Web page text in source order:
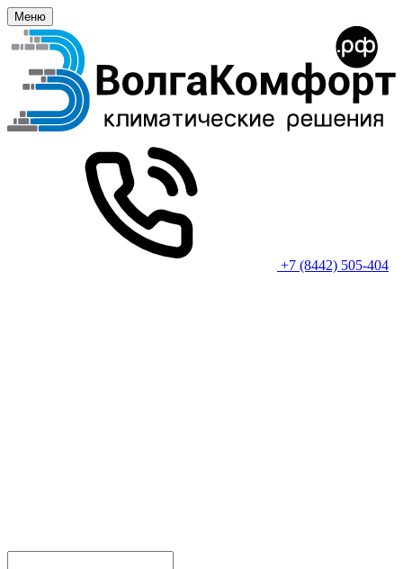
Меню
+7 (8442) 505-404